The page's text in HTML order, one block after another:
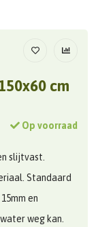
cm
Op voorraad
slijtvast.
Standaard
en
weg kan.